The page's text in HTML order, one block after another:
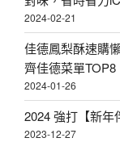
2024-02-21
佳德鳳梨酥速購
齊佳德菜單TOP8
2024-01-26
2024 強打【新年
2023-12-27